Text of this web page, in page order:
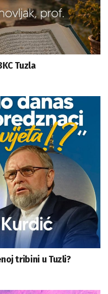
Tuzla
tribini u Tuzli?